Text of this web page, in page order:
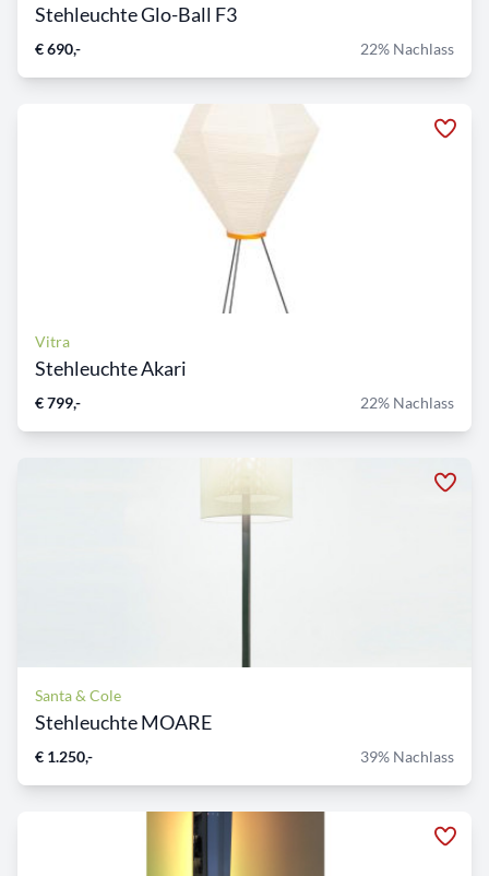
Stehleuchte Glo-Ball F3
€ 690,- 22% Nachlass
Vitra
Stehleuchte Akari
€ 799,- 22% Nachlass
Santa & Cole
Stehleuchte MOARE
€ 1.250,- 39% Nachlass